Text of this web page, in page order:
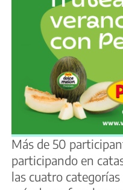
Más de 50
participando en
las cuatro